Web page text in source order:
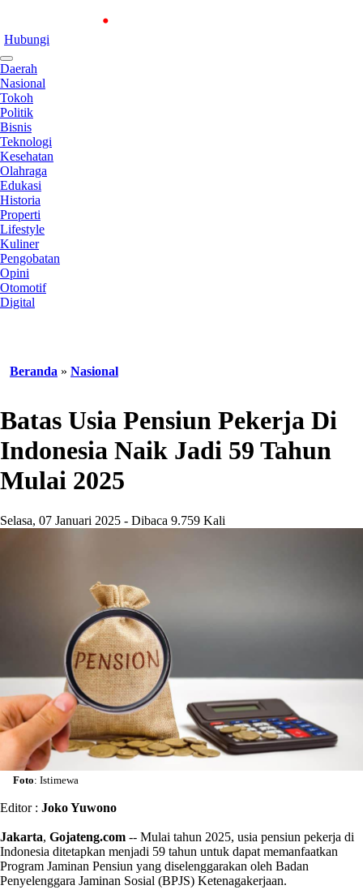
Hubungi
Daerah
Nasional
Tokoh
Politik
Bisnis
Teknologi
Kesehatan
Olahraga
Edukasi
Historia
Properti
Lifestyle
Kuliner
Pengobatan
Opini
Otomotif
Digital
Beranda » Nasional
Batas Usia Pensiun Pekerja Di
Indonesia Naik Jadi 59 Tahun
Mulai 2025
Selasa, 07 Januari 2025 - Dibaca 9.759 Kali
Foto: Istimewa
Editor : Joko Yuwono
Jakarta, Gojateng.com -- Mulai tahun 2025, usia pensiun pekerja di
Indonesia ditetapkan menjadi 59 tahun untuk dapat memanfaatkan
Program Jaminan Pensiun yang diselenggarakan oleh Badan
Penyelenggara Jaminan Sosial (BPJS) Ketenagakerjaan.